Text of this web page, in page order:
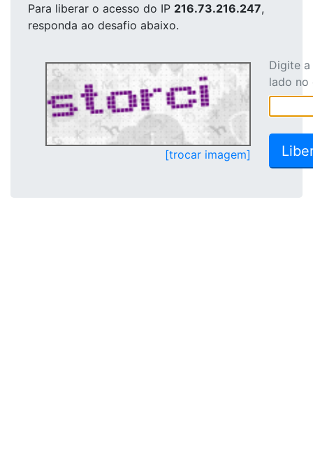
Para liberar o acesso do IP 216.73.216.247,
responda ao desafio abaixo.
[trocar imagem]
Digite
lado no